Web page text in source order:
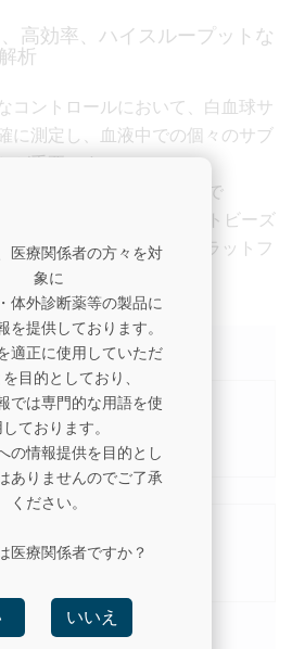
医療関係者の方々を対
象に
体外診断薬等の製品に
を提供しております。
適正に使用していただ
を目的としており、
では専門的な用語を使
しております。
の情報提供を目的とし
ありませんのでご了承
ください。
いいえ
高効率、ハイスループットな
析
コントロールにおいて、白血球サ
に測定し、血液中での個々のサブ
が重要です。
ルフローサイトメーター
で
することにより、カウントビーズ
解析が可能なシングルプラットフ
）を提供します。
システム
試薬